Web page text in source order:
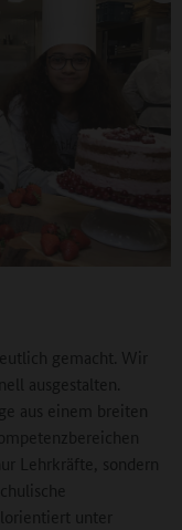
gemacht. Wir
ausgestalten.
aus einem breiten
Lehrkräfte, sondern
unter